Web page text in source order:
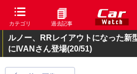
カテゴリ 過去記事
ルノー、RRレイアウトになった新
にIVANさん登場(20/51)